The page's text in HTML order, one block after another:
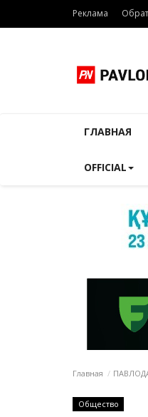
Реклама
ГЛАВНАЯ
OFFICIAL
Главная
Общество